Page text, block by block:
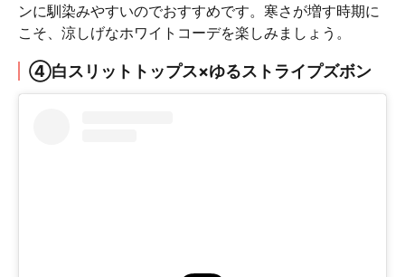
ンに馴染みやすいのでおすすめです。寒さが増す時期に
こそ、涼しげなホワイトコーデを楽しみましょう。
④白スリットトップス×ゆるストライプズボン